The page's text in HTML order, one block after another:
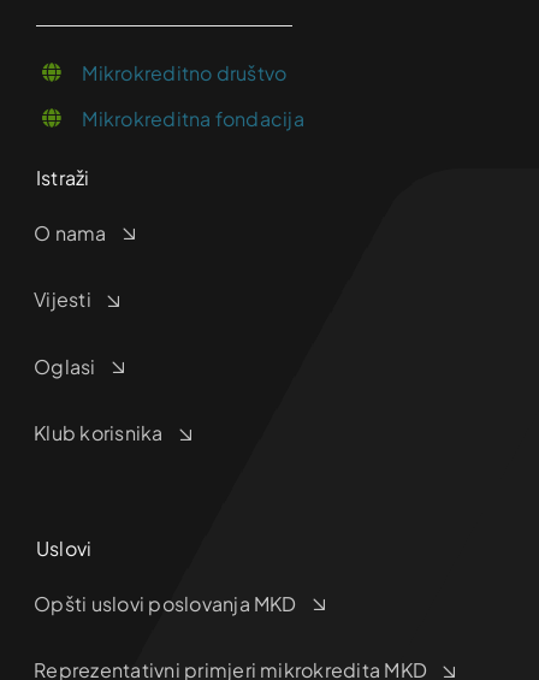
Mikrokreditno društvo
Mikrokreditna fondacija
Istraži
O nama
Vijesti
Oglasi
Klub korisnika
Uslovi
Opšti uslovi poslovanja MKD
Reprezentativni primjeri mikrokredita MKD